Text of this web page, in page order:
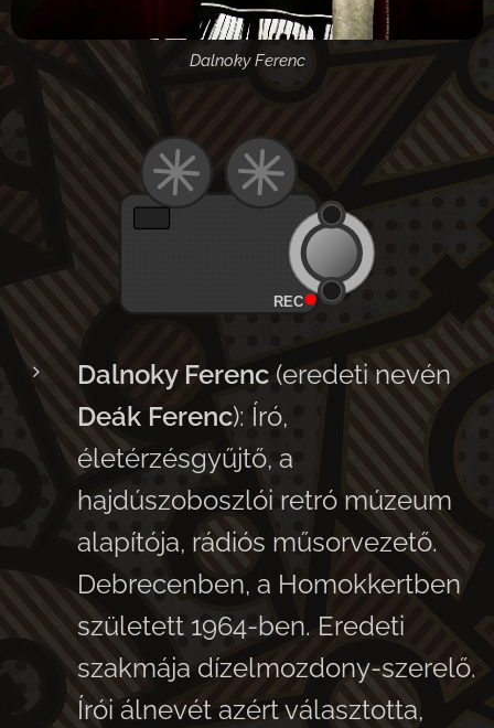
Dalnoky Ferenc
REC
Dalnoky Ferenc (eredeti nevén
Deák Ferenc): Író,
életérzésgyűjtő, a
hajdúszoboszlói retró múzeum
alapítója, rádiós műsorvezető.
Debrecenben, a Homokkertben
született 1964-ben. Eredeti
szakmája dízelmozdony-szerelő.
Írói álnevét azért választotta,